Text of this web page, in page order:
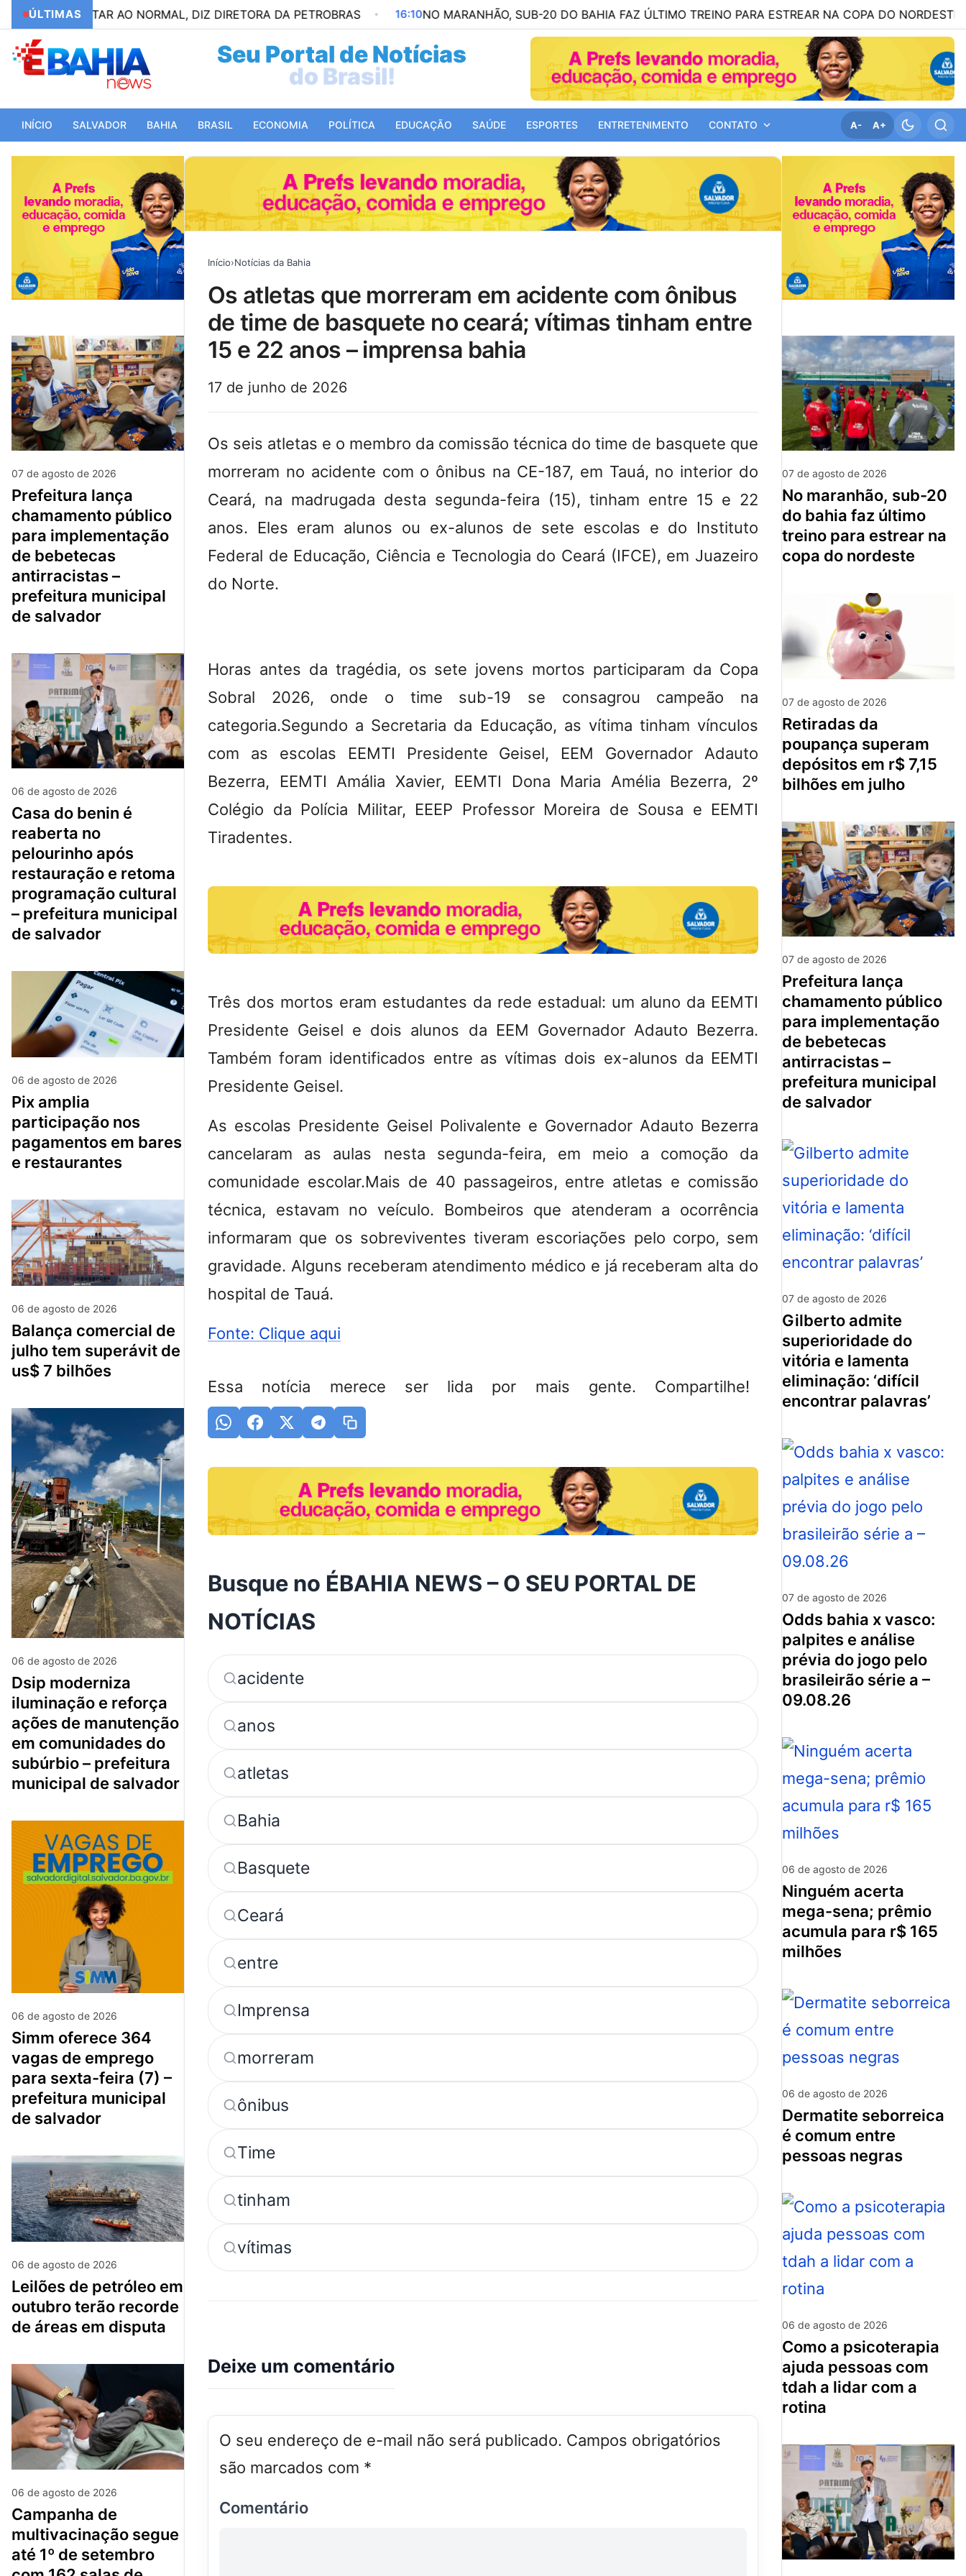
ÚLTIMAS
VOLTAR AO NORMAL, DIZ DIRETORA DA PETROBRAS 16:10 NO MARANHÃO, SUB-20 DO BAHIA FAZ ÚLTIMO TREINO PARA ESTREAR NA COPA DO NORDESTE 12:51
Seu Portal de Notícias
do Mundo!
INÍCIO SALVADOR BAHIA BRASIL ECONOMIA POLÍTICA EDUCAÇÃO SAÚDE ESPORTES ENTRETENIMENTO CONTATO A- A+
07 de agosto de 2026
prefeitura lança
chamamento público
para implementação
de bebetecas
antirracistas –
prefeitura municipal
de salvador
06 de agosto de 2026
casa do benin é
reaberta no
pelourinho após
restauração e retoma
programação cultural
– prefeitura municipal
de salvador
06 de agosto de 2026
pix amplia
participação nos
pagamentos em bares
e restaurantes
06 de agosto de 2026
balança comercial de
julho tem superávit de
us$ 7 bilhões
06 de agosto de 2026
dsip moderniza
iluminação e reforça
ações de manutenção
em comunidades do
subúrbio – prefeitura
municipal de salvador
06 de agosto de 2026
simm oferece 364
vagas de emprego
para sexta-feira (7) –
prefeitura municipal
de salvador
06 de agosto de 2026
leilões de petróleo em
outubro terão recorde
de áreas em disputa
06 de agosto de 2026
campanha de
multivacinação segue
até 1º de setembro
Início›Notícias da Bahia
os atletas que morreram em acidente com ônibus
de time de basquete no ceará; vítimas tinham entre
15 e 22 anos – imprensa bahia
17 de junho de 2026
Os seis atletas e o membro da comissão técnica do time de basquete que
morreram no acidente com o ônibus na CE-187, em Tauá, no interior do
Ceará, na madrugada desta segunda-feira (15), tinham entre 15 e 22
anos. Eles eram alunos ou ex-alunos de sete escolas e do Instituto
Federal de Educação, Ciência e Tecnologia do Ceará (IFCE), em Juazeiro
do Norte.
Horas antes da tragédia, os sete jovens mortos participaram da Copa
Sobral 2026, onde o time sub-19 se consagrou campeão na
categoria.Segundo a Secretaria da Educação, as vítima tinham vínculos
com as escolas EEMTI Presidente Geisel, EEM Governador Adauto
Bezerra, EEMTI Amália Xavier, EEMTI Dona Maria Amélia Bezerra, 2º
Colégio da Polícia Militar, EEEP Professor Moreira de Sousa e EEMTI
Tiradentes.
Três dos mortos eram estudantes da rede estadual: um aluno da EEMTI
Presidente Geisel e dois alunos da EEM Governador Adauto Bezerra.
Também foram identificados entre as vítimas dois ex-alunos da EEMTI
Presidente Geisel.
As escolas Presidente Geisel Polivalente e Governador Adauto Bezerra
cancelaram as aulas nesta segunda-feira, em meio a comoção da
comunidade escolar.Mais de 40 passageiros, entre atletas e comissão
técnica, estavam no veículo. Bombeiros que atenderam a ocorrência
informaram que os sobreviventes tiveram escoriações pelo corpo, sem
gravidade. Alguns receberam atendimento médico e já receberam alta do
hospital de Tauá.
Fonte: Clique aqui
Essa notícia merece ser lida por mais gente. Compartilhe!
Busque no ÉBAHIA NEWS – O SEU PORTAL DE
NOTÍCIAS
acidente
anos
atletas
Bahia
Basquete
Ceará
entre
Imprensa
morreram
ônibus
Time
tinham
vítimas
Deixe um comentário
O seu endereço de e-mail não será publicado. Campos obrigatórios
são marcados com *
Comentário
07 de agosto de 2026
no maranhão, sub-20
do bahia faz último
treino para estrear na
copa do nordeste
07 de agosto de 2026
retiradas da
poupança superam
depósitos em r$ 7,15
bilhões em julho
07 de agosto de 2026
prefeitura lança
chamamento público
para implementação
de bebetecas
antirracistas –
prefeitura municipal
de salvador
07 de agosto de 2026
gilberto admite
superioridade do
vitória e lamenta
eliminação: ‘difícil
encontrar palavras’
07 de agosto de 2026
odds bahia x vasco:
palpites e análise
prévia do jogo pelo
brasileirão série a –
09.08.26
06 de agosto de 2026
ninguém acerta
mega-sena; prêmio
acumula para r$ 165
milhões
06 de agosto de 2026
dermatite seborreica
é comum entre
pessoas negras
06 de agosto de 2026
como a psicoterapia
ajuda pessoas com
tdah a lidar com a
rotina